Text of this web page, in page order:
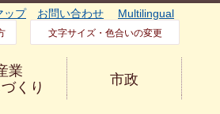
ップ お問い合わせ Multilingual
文字サイズ・色合いの変更
業
くり
市政